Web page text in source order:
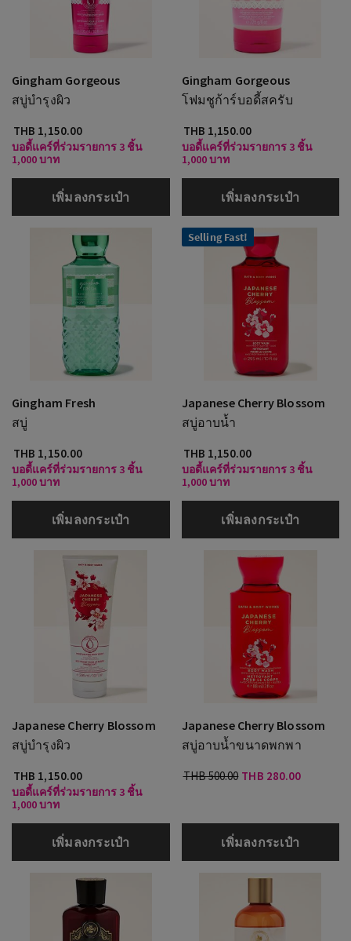
Gingham Gorgeous
สบู่บำรุงผิว
THB 1,150.00
บอดี้แคร์ที่ร่วมรายการ 3 ชิ้น
1,000 บาท
เพิ่มลงกระเป๋า
Gingham Gorgeous
โฟมชูก้าร์บอดี้สครับ
THB 1,150.00
บอดี้แคร์ที่ร่วมรายการ 3 ชิ้น
1,000 บาท
เพิ่มลงกระเป๋า
Gingham Fresh
สบู่
THB 1,150.00
บอดี้แคร์ที่ร่วมรายการ 3 ชิ้น
1,000 บาท
เพิ่มลงกระเป๋า
Selling Fast!
Japanese Cherry Blossom
สบู่อาบน้ำ
THB 1,150.00
บอดี้แคร์ที่ร่วมรายการ 3 ชิ้น
1,000 บาท
เพิ่มลงกระเป๋า
Japanese Cherry Blossom
สบู่บำรุงผิว
THB 1,150.00
บอดี้แคร์ที่ร่วมรายการ 3 ชิ้น
1,000 บาท
เพิ่มลงกระเป๋า
Japanese Cherry Blossom
สบู่อาบน้ำขนาดพกพา
THB 500.00 THB 280.00
เพิ่มลงกระเป๋า